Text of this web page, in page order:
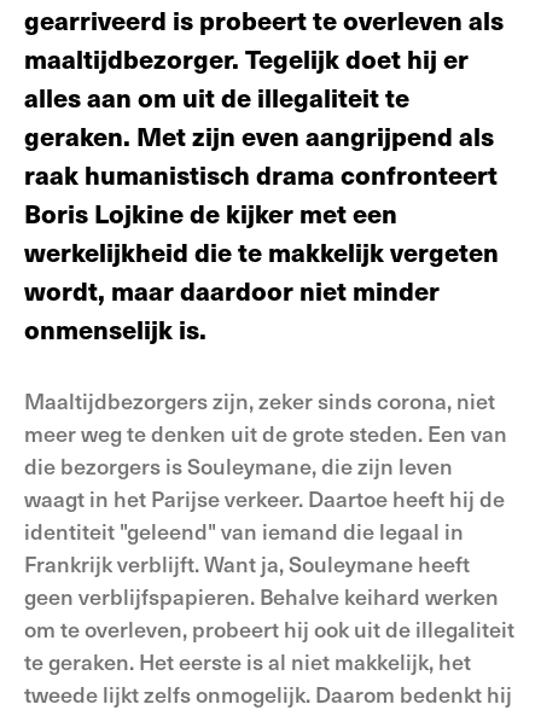
gearriveerd is probeert te overleven als
maaltijdbezorger. Tegelijk doet hij er
alles aan om uit de illegaliteit te
geraken. Met zijn even aangrijpend als
raak humanistisch drama confronteert
Boris Lojkine de kijker met een
werkelijkheid die te makkelijk vergeten
wordt, maar daardoor niet minder
onmenselijk is.
Maaltijdbezorgers zijn, zeker sinds corona, niet
meer weg te denken uit de grote steden. Een van
die bezorgers is Souleymane, die zijn leven
waagt in het Parijse verkeer. Daartoe heeft hij de
identiteit "geleend" van iemand die legaal in
Frankrijk verblijft. Want ja, Souleymane heeft
geen verblijfspapieren. Behalve keihard werken
om te overleven, probeert hij ook uit de illegaliteit
te geraken. Het eerste is al niet makkelijk, het
tweede lijkt zelfs onmogelijk. Daarom bedenkt hij